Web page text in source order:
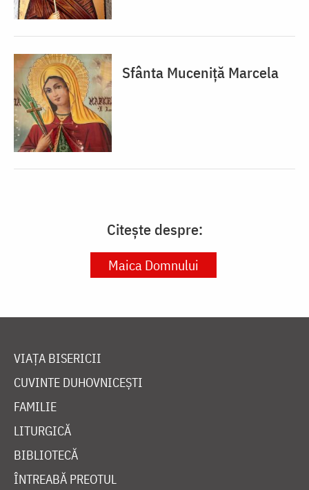
Sfânta Muceniță Marcela
Citește despre:
Maica Domnului
VIAȚA BISERICII
CUVINTE DUHOVNICEȘTI
FAMILIE
LITURGICĂ
BIBLIOTECĂ
ÎNTREABĂ PREOTUL